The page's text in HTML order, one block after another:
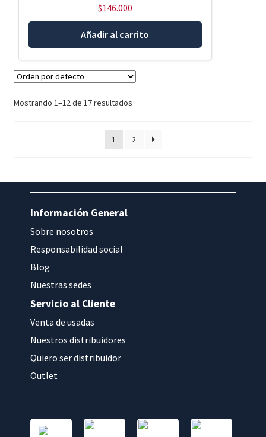
$146.000
Añadir al carrito
Mostrando 1–12 de 17 resultados
1 2
Información General
Sobre nosotros
Responsabilidad social
Blog
Nuestras sedes
Servicio al Cliente
Venta de usadas
Nuestros distribuidores
Quiero ser distribuidor
Outlet